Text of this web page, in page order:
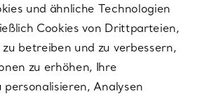
und ähnliche Technologien
Cookies von Drittparteien,
betreiben und zu verbessern,
zu erhöhen, Ihre
Analysen